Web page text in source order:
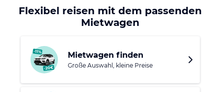
Klettertouren. Feine, puderweiße Strände laden zum
Tauchen, Schnorcheln und Baden ein und beeindrucken mit
ihrer einzigartigen Schönheit.
Die schwefelhaltige Quelle Al Ghanour sorgt für
Entspannung im warmen Wasser. Machen Sie eine
Wüstentour nach Bithna, einem typischen Bauerndorf im
Wadi Ham, welches malerisch am Fuße des Haja Gebirges
Flexibel reisen mit dem passenden
Mietwagen
Mietwagen finden
Große Auswahl, kleine Preise